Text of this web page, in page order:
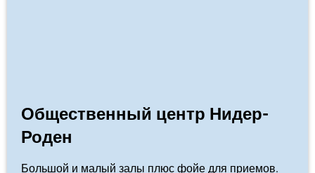
Общественный центр Нидер-
Роден
Большой и малый залы плюс фойе для приемов.